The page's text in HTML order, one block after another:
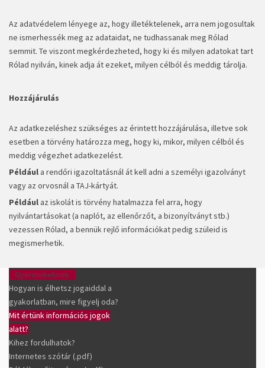
Az adatvédelem lényege az, hogy illetéktelenek, arra nem jogosultak
ne ismerhessék meg az adataidat, ne tudhassanak meg Rólad
semmit. Te viszont megkérdezheted, hogy ki és milyen adatokat tart
Rólad nyilván, kinek adja át ezeket, milyen célból és meddig tárolja.
Hozzájárulás
Az adatkezeléshez szükséges az érintett hozzájárulása, illetve sok
esetben a törvény határozza meg, hogy ki, mikor, milyen célból és
meddig végezhet adatkezelést.
Például a rendőri igazoltatásnál át kell adni a személyi igazolványt
vagy az orvosnál a TAJ-kártyát.
Például az iskolát is törvény hatalmazza fel arra, hogy
nyilvántartásokat (a naplót, az ellenőrzőt, a bizonyítványt stb.)
vezessen Rólad, a bennük rejlő információkat pedig szüleid is
megismerhetik.
Gyermekeknek
Hogyan is élhetsz jogaiddal a
gyakorlatban, mire figyelj oda?
Mit értünk információs jogok
alatt?
Kihez fordulhatok?
Internetes szótár (.pdf)